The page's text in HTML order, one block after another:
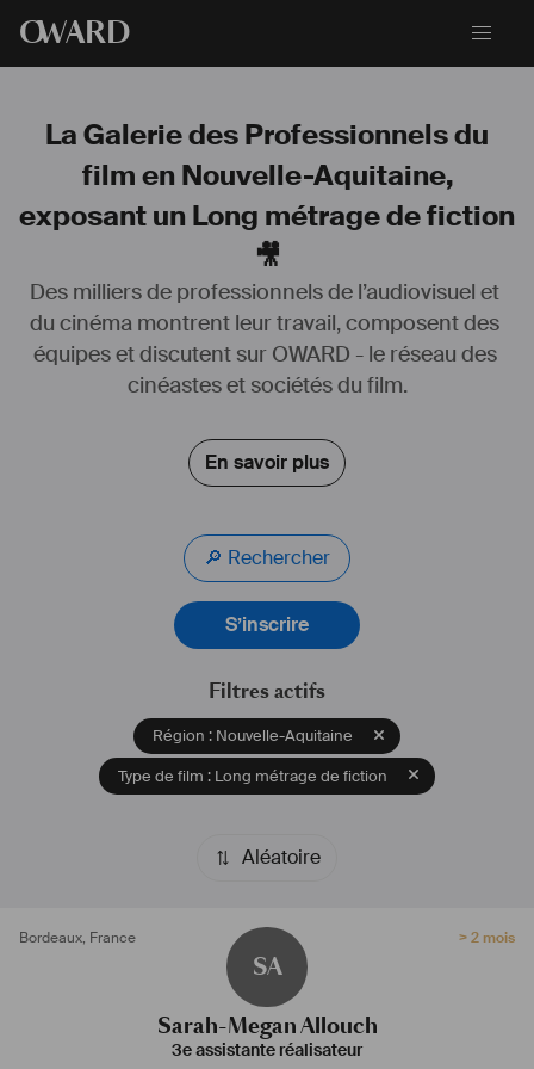
OWARD
La Galerie des Professionnels du
film en Nouvelle-Aquitaine,
exposant un Long métrage de fiction
🎥
Des milliers de professionnels de l’audiovisuel et
du cinéma montrent leur travail, composent des
équipes et discutent sur OWARD - le réseau des
cinéastes et sociétés du film.
En savoir plus
🔎 Rechercher
S’inscrire
Filtres actifs
Région : Nouvelle-Aquitaine
Type de film : Long métrage de fiction
Aléatoire
Bordeaux, France
SA
> 2 mois
Sarah-Megan Allouch
3e assistante réalisateur